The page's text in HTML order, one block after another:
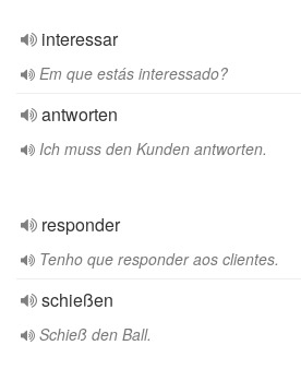
interessar
Em que estás interessado?
antworten
Ich muss den Kunden antworten.
responder
Tenho que responder aos clientes.
schießen
Schieß den Ball.